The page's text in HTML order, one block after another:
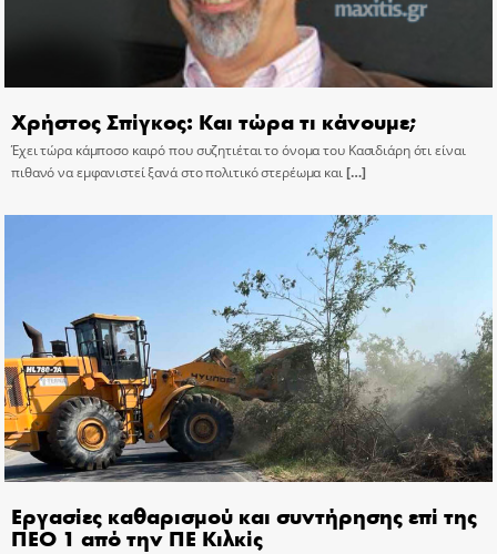
Χρήστος Σπίγκος: Και τώρα τι κάνουμε;
Έχει τώρα κάμποσο καιρό που συζητιέται το όνομα του Κασιδιάρη ότι είναι
πιθανό να εμφανιστεί ξανά στο πολιτικό στερέωμα και[…]
Εργασίες καθαρισμού και συντήρησης επί της
ΠΕΟ 1 από την ΠΕ Κιλκίς